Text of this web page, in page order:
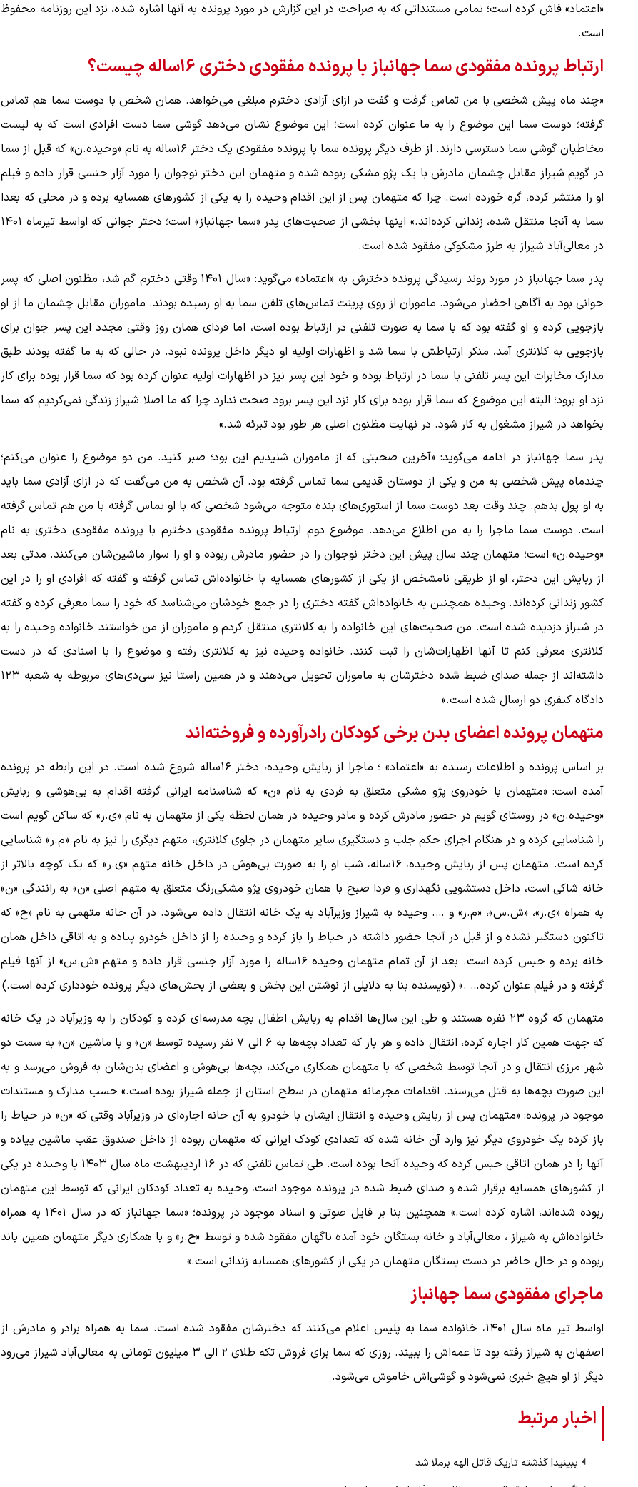
«اعتماد» فاش کرده است؛ تمامی مستنداتی که به صراحت در این گزارش در مورد پرونده به آنها اشاره شده، نزد این روزنامه محفوظ
است.
ارتباط پرونده مفقودی سما جهانباز با پرونده مفقودی دختری ۱۶‌ساله چیست؟
«چند ماه پیش شخصی با من تماس گرفت و گفت در ازای آزادی دخترم مبلغی می‌خواهد. همان شخص با دوست سما هم تماس
گرفته؛ دوست سما این موضوع را به ما عنوان کرده است؛ این موضوع نشان می‌دهد گوشی سما دست افرادی است که به لیست
مخاطبان گوشی سما دسترسی دارند. از طرف دیگر پرونده سما با پرونده مفقودی یک دختر ۱۶‌ساله به نام «وحیده.ن» که قبل از سما
در گویم شیراز مقابل چشمان مادرش با یک پژو مشکی ربوده شده و متهمان این دختر نوجوان را مورد آزار جنسی قرار داده و فیلم
او را منتشر کرده، گره خورده است. چرا که متهمان پس از این اقدام وحیده را به یکی از کشورهای همسایه برده و در محلی که بعدا
سما به آنجا منتقل شده، زندانی کرده‌اند.» اینها بخشی از صحبت‌های پدر «سما جهانباز» است؛ دختر جوانی که اواسط تیر‌ماه ۱۴۰۱
در معالی‌آباد شیراز به طرز مشکوکی مفقود شده است.
پدر سما جهانباز در مورد روند رسیدگی پرونده دخترش به «اعتماد» می‌گوید: «سال ۱۴۰۱ وقتی دخترم گم شد، مظنون اصلی که پسر
جوانی بود به آگاهی احضار می‌شود. ماموران از روی پرینت تماس‌های تلفن سما به او رسیده بودند. ماموران مقابل چشمان ما از او
بازجویی کرده و او گفته بود که با سما به صورت تلفنی در ارتباط بوده است، اما فردای همان روز وقتی مجدد این پسر جوان برای
بازجویی به کلانتری آمد، منکر ارتباطش با سما شد و اظهارات اولیه او دیگر داخل پرونده نبود. در حالی که به ما گفته بودند طبق
مدارک مخابرات این پسر تلفنی با سما در ارتباط بوده و خود این پسر نیز در اظهارات اولیه عنوان کرده بود که سما قرار بوده برای کار
نزد او برود؛ البته این موضوع که سما قرار بوده برای کار نزد این پسر برود صحت ندارد چرا که ما اصلا شیراز زندگی نمی‌کردیم که سما
بخواهد در شیراز مشغول به کار شود. در نهایت مظنون اصلی هر طور بود تبرئه شد.»
پدر سما جهانباز در ادامه می‌گوید: «آخرین صحبتی که از ماموران شنیدیم این بود؛ صبر کنید. من دو موضوع را عنوان می‌کنم؛
چند‌ماه پیش شخصی به من و یکی از دوستان قدیمی سما تماس گرفته بود. آن شخص به من می‌گفت که در ازای آزادی سما باید
به او پول بدهم. چند وقت بعد دوست سما از استوری‌های بنده متوجه می‌شود شخصی که با او تماس گرفته با من هم تماس گرفته
است. دوست سما ماجرا را به من اطلاع می‌دهد. موضوع دوم ارتباط پرونده مفقودی دخترم با پرونده مفقودی دختری به نام
«وحیده.ن» است؛ متهمان چند سال پیش این دختر نوجوان را در حضور مادرش ربوده و او را سوار ماشین‌شان می‌کنند. مدتی بعد
از ربایش این دختر، او از طریقی نامشخص از یکی از کشورهای همسایه با خانواده‌اش تماس گرفته و گفته که افرادی او را در این
کشور زندانی کرده‌اند. وحیده همچنین به خانواده‌اش گفته دختری را در جمع خودشان می‌شناسد که خود را سما معرفی کرده و گفته
در شیراز دزدیده شده است. من صحبت‌های این خانواده را به کلانتری منتقل کردم و ماموران از من خواستند خانواده وحیده را به
کلانتری معرفی کنم تا آنها اظهارات‌‌شان را ثبت کنند. خانواده وحیده نیز به کلانتری رفته و موضوع را با اسنادی که در دست
داشته‌اند از جمله صدای ضبط شده دخترشان به ماموران تحویل می‌دهند و در همین راستا نیز سی‌دی‌های مربوطه به شعبه ۱۲۳
دادگاه کیفری دو ارسال شده است.»
متهمان پرونده اعضای بدن برخی کودکان رادرآورده و فروخته‌اند
بر اساس پرونده و اطلاعات رسیده به «اعتماد» ؛ ماجرا از ربایش وحیده، دختر ۱۶‌ساله شروع شده است. در این رابطه در پرونده
آمده است: «متهمان با خودروی پژو مشکی متعلق به فردی به نام «ن» که شناسنامه ایرانی گرفته اقدام به بی‌هوشی و ربایش
«وحیده.ن» در روستای گویم در حضور مادرش کرده و مادر وحیده در همان لحظه یکی از متهمان به نام «ی.ر» که ساکن گویم است
را شناسایی کرده و در هنگام اجرای حکم جلب و دستگیری سایر متهمان در جلوی کلانتری، متهم دیگری را نیز به نام «م.ر» شناسایی
کرده است. متهمان پس از ربایش وحیده، ۱۶‌ساله، شب او را به صورت بی‌هوش در داخل خانه متهم «ی.ر» که یک کوچه بالاتر از
خانه شاکی است، داخل دستشویی نگهداری و فردا صبح با همان خودروی پژو مشکی‌رنگ متعلق به متهم اصلی «ن» به رانندگی «ن»
به همراه «ی.ر»، «ش.س»، «م.ر» و …. وحیده به شیراز وزیرآباد به یک خانه انتقال داده می‌شود. در آن خانه متهمی به نام «ح» که
تاکنون دستگیر نشده و از قبل در آنجا حضور داشته در حیاط را باز کرده و وحیده را از داخل خودرو پیاده و به اتاقی داخل همان
خانه برده و حبس کرده است. بعد از آن تمام متهمان وحیده ۱۶‌ساله را مورد آزار جنسی قرار داده و متهم «ش.س» از آنها فیلم
گرفته و در فیلم عنوان کرده… .» (نویسنده بنا به دلایلی از نوشتن این بخش و بعضی از بخش‌های دیگر پرونده خودداری کرده است.)
متهمان که گروه ۲۳ نفره هستند و طی این سال‌ها اقدام به ربایش اطفال بچه مدرسه‌ای کرده و کودکان را به وزیرآباد در یک خانه
که جهت همین کار اجاره کرده، انتقال داده و هر بار که تعداد بچه‌ها به ۶ الی ۷ نفر رسیده توسط «ن» و با ماشین «ن» به سمت دو
شهر مرزی انتقال و در آنجا توسط شخصی که با متهمان همکاری می‌کند، بچه‌ها بی‌هوش و اعضای بدن‌شان به فروش می‌رسد و به
این صورت بچه‌ها به قتل می‌رسند. اقدامات مجرمانه متهمان در سطح استان از جمله شیراز بوده است.» حسب مدارک و مستندات
موجود در پرونده: «متهمان پس از ربایش وحیده و انتقال ایشان با خودرو به آن خانه اجاره‌ای در وزیرآباد وقتی که «ن» در حیاط را
باز کرده یک خودروی دیگر نیز وارد آن خانه شده که تعدادی کودک ایرانی که متهمان ربوده از داخل صندوق عقب ماشین پیاده و
آنها را در همان اتاقی حبس کرده که وحیده آنجا بوده است. طی تماس تلفنی که در ۱۶ اردیبهشت ماه سال ۱۴۰۳ با وحیده در یکی
از کشورهای همسایه برقرار شده و صدای ضبط شده در پرونده موجود است، وحیده به تعداد کودکان ایرانی که توسط این متهمان
ربوده شده‌اند، اشاره کرده است.» همچنین بنا بر فایل صوتی و اسناد موجود در پرونده؛ «سما جهانباز که در سال ۱۴۰۱ به همراه
خانواده‌اش به شیراز‌ ، ‌معالی‌آباد و خانه بستگان خود آمده ناگهان مفقود شده و توسط «ح.ر» و با همکاری دیگر متهمان همین باند
ربوده و در حال حاضر در دست بستگان متهمان در یکی از کشورهای همسایه زندانی است.»
ماجرای مفقودی سما جهانباز
اواسط تیر ماه سال ۱۴۰۱، خانواده سما به پلیس اعلام می‌کنند که دخترشان مفقود شده است. سما به همراه برادر و مادرش از
اصفهان به شیراز رفته بود تا عمه‌اش را ببیند. روزی که سما برای فروش تکه طلای ۲ الی ۳ میلیون تومانی به معالی‌آباد شیراز می‌رود
دیگر از او هیچ خبری نمی‌شود و گوشی‌اش خاموش می‌شود.
اخبار مرتبط
ببینید| گذشته تاریک قاتل الهه برملا شد